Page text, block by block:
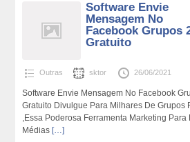
Software Envie
Mensagem No
Facebook Grupos
Gratuito
Outras sktor 26/06/2021
Software Envie Mensagem No Facebook
Gratuito Divulgue Para Milhares De Grupos
,Essa Poderosa Ferramenta Marketing
Médias […]